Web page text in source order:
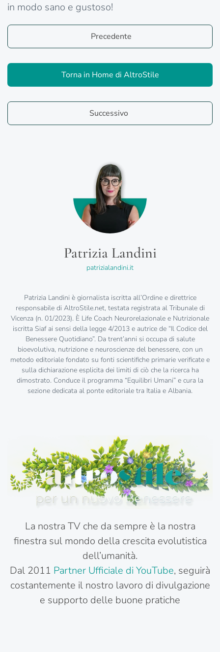
in modo sano e gustoso!
Precedente
Torna in Home di AltroStile
Successivo
Patrizia Landini
patrizialandini.it
Patrizia Landini è giornalista iscritta all’Ordine e direttrice
responsabile di AltroStile.net, testata registrata al Tribunale di
Vicenza (n. 01/2023). È Life Coach Neurorelazionale e Nutrizionale
iscritta Siaf ai sensi della legge 4/2013 e autrice de “Il Codice del
Benessere Quotidiano”. Da trent’anni si occupa di salute
bioevolutiva, nutrizione e neuroscienze del benessere, con un
metodo editoriale fondato su fonti scientifiche primarie verificate e
sulla dichiarazione esplicita dei limiti di ciò che la ricerca ha
dimostrato. Conduce il programma “Equilibri Umani” e cura la
sezione dedicata al ponte editoriale tra Italia e Albania.
La nostra TV che da sempre è la nostra
finestra sul mondo della crescita evolutistica
dell’umanità.
Dal 2011 Partner Ufficiale di YouTube, seguirà
costantemente il nostro lavoro di divulgazione
e supporto delle buone pratiche